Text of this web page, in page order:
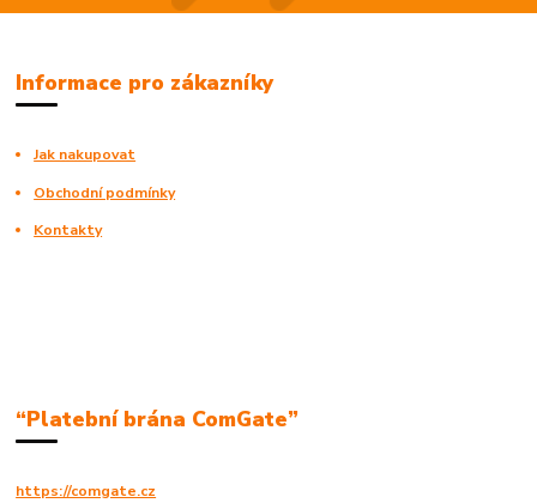
Informace pro zákazníky
Jak nakupovat
Obchodní podmínky
Kontakty
“Platební brána ComGate”
https://comgate.cz